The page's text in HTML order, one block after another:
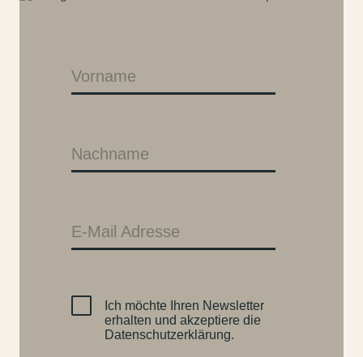
Vorname
Nachname
E-Mail Adresse
Ich möchte Ihren Newsletter
erhalten und akzeptiere die
Datenschutzerklärung.